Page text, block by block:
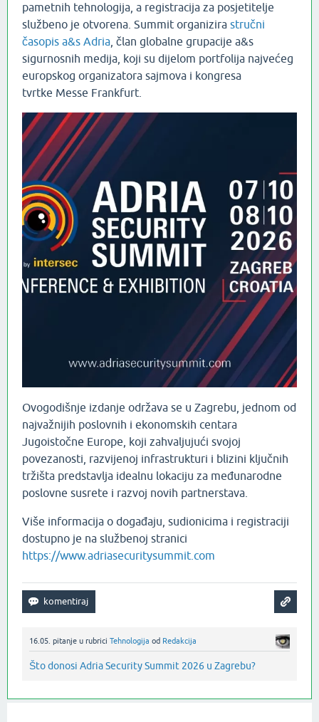
pametnih tehnologija, a registracija za posjetitelje
službeno je otvorena. Summit organizira stručni
časopis a&s Adria , član globalne grupacije a&s
sigurnosnih medija, koji su dijelom portfolija najvećeg
europskog organizatora sajmova i kongresa
tvrtke Messe Frankfurt.
Ovogodišnje izdanje održava se u Zagrebu, jednom od
najvažnijih poslovnih i ekonomskih centara
Jugoistočne Europe, koji zahvaljujući svojoj
povezanosti, razvijenoj infrastrukturi i blizini ključnih
tržišta predstavlja idealnu lokaciju za međunarodne
poslovne susrete i razvoj novih partnerstava.
Više informacija o događaju, sudionicima i registraciji
dostupno je na službenoj stranici
https://www.adriasecuritysummit.com
16.05. pitanje u rubrici Tehnologija od Redakcija
Što donosi Adria Security Summit 2026 u Zagrebu?